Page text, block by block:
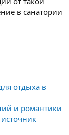
в санатории
отдыха в
и романтики